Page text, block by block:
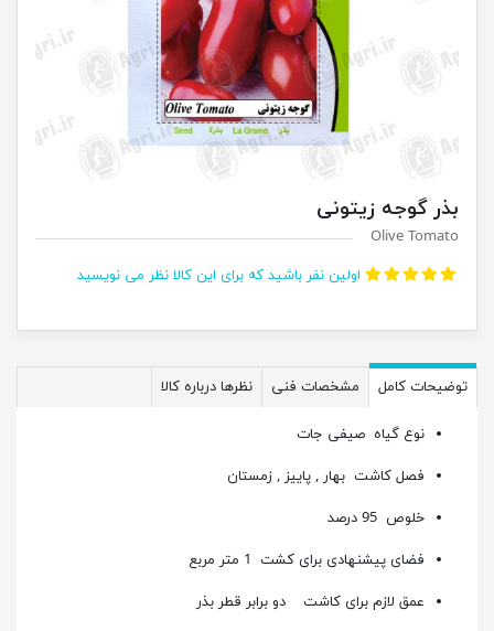
بذر گوجه زیتونی
Olive Tomato
اولین نفر باشید که برای این کالا نظر می نویسید
توضیحات کامل مشخصات فنی نظرها درباره کالا
نوع گیاه صیفی جات
فصل کاشت بهار , پاییز , زمستان
خلوص 95 درصد
فضای پیشنهادی برای کشت 1 متر مربع
عمق لازم برای کاشت دو برابر قطر بذر